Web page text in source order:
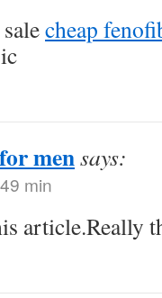
cheap
mensays:
min
article.Really